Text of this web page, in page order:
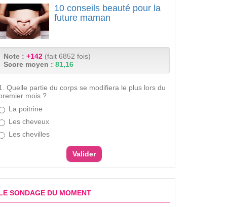
10 conseils beauté pour la
future maman
Note : +142 (fait 6852 fois)
Score moyen : 81,16
Quelle partie du corps se modifiera le plus lors du
mois ?
La poitrine
Les cheveux
Les chevilles
SONDAGE DU MOMENT